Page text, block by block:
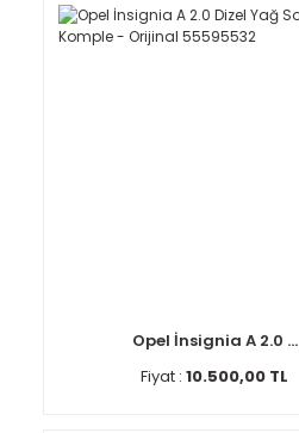
Opel İnsignia A 2.0 ...
Fiyat : 10.500,00 TL